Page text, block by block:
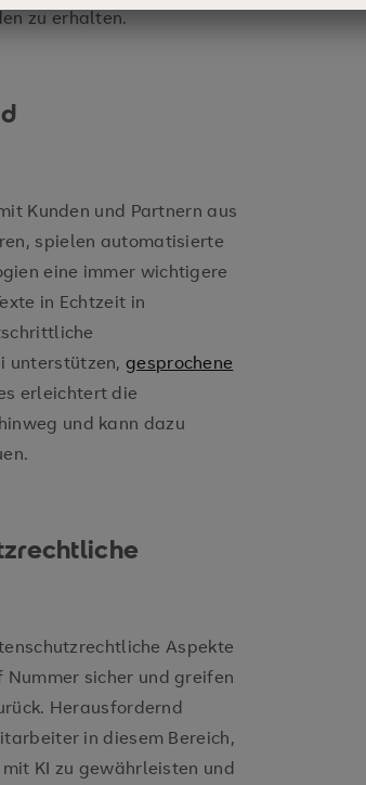
zu erhalten.
Kunden und Partnern aus
spielen automatisierte
eine immer wichtigere
in Echtzeit in
unterstützen,gesprochene
erleichtert die
und kann dazu
Aspekte
sicher und greifen
Herausfordernd
in diesem Bereich,
KI zu gewährleisten und